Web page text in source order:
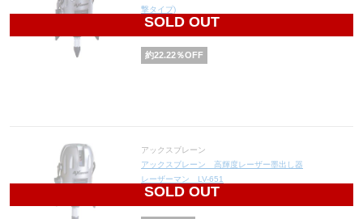
SOLD OUT
撃タイプ)
77,780
約22.22％OFF
SOLD OUT
アックスブレーン
アックスブレーン 高輝度レーザー墨出し器
レーザーマン LV-651
69,000